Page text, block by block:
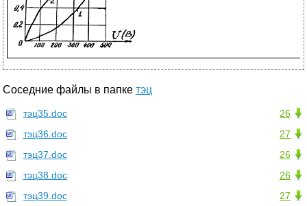
Соседние файлы в папке тэц
26
тэц35.doc
27
тэц36.doc
26
тэц37.doc
26
тэц38.doc
27
тэц39.doc